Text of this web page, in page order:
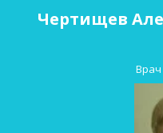
Чертищев
Врач